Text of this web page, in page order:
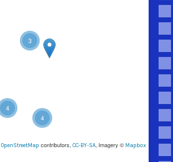
4
3
4
OpenStreetMap contributors, CC-BY-SA, Imagery © Mapbox